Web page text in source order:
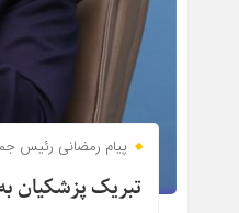
پیام رمضانی رئیس
تبریک پزشکیان